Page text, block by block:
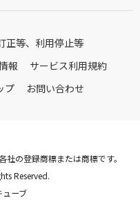
正等、利用停止等
報
サービス利用規約
プ お問い合わせ
の登録商標または商標です。
Reserved.
ーブ